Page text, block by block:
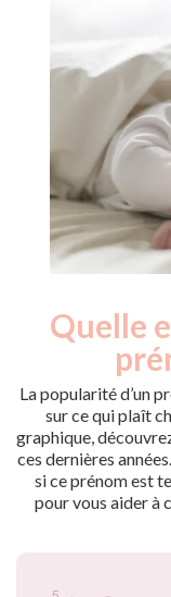
Quelle
La popularité d’un
sur ce qui plaît
graphique,
ces dernières
si ce prénom est
pour vous aider à
Popularité du
Année
Nouveaux-
nés
2011
5
2012
5
2013
5
2014
5